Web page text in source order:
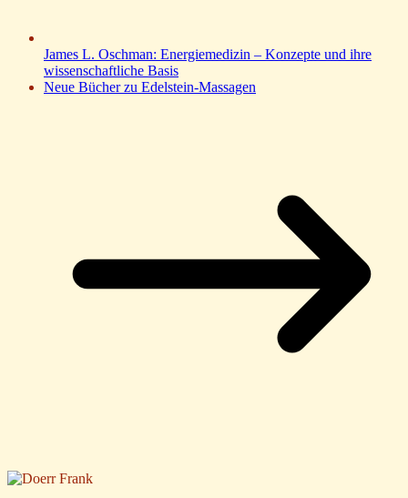
James L. Oschman: Energiemedizin – Konzepte und ihre
wissenschaftliche Basis
Neue Bücher zu Edelstein-Massagen